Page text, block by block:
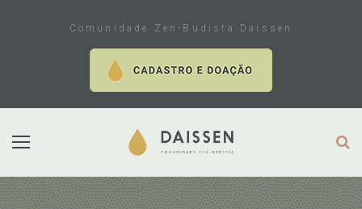
Comunidade Zen-Budista Daissen